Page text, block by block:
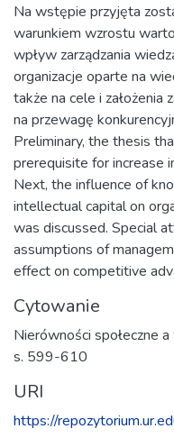
Na wstępie przyjęta
warunkiem wzrostu
wpływ zarządzania
organizacje oparte na
także na cele i założenia
na przewagę
Preliminary, the thesis
prerequisite for increase
Next, the influence of
intellectual capital on
was discussed. Special
assumptions of
effect on competitive
Cytowanie
Nierówności społeczne
s. 599-610
URI
https://